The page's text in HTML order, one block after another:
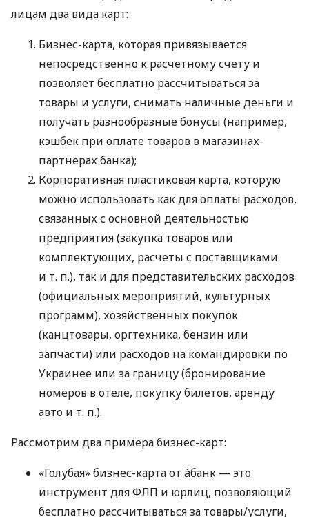
лицам два вида карт:
Бизнес-карта, которая привязывается
непосредственно к расчетному счету и
позволяет бесплатно рассчитываться за
товары и услуги, снимать наличные деньги и
получать разнообразные бонусы (например,
кэшбек при оплате товаров в магазинах-
партнерах банка);
Корпоративная пластиковая карта, которую
можно использовать как для оплаты расходов,
связанных с основной деятельностью
предприятия (закупка товаров или
комплектующих, расчеты с поставщиками
и т. п.), так и для представительских расходов
(официальных мероприятий, культурных
программ), хозяйственных покупок
(канцтовары, оргтехника, бензин или
запчасти) или расходов на командировки по
Украинее или за границу (бронирование
номеров в отеле, покупку билетов, аренду
авто и т. п.).
Рассмотрим два примера бизнес-карт:
«Голубая» бизнес-карта от àбанк — это
инструмент для ФЛП и юрлиц, позволяющий
бесплатно рассчитываться за товары/услуги,